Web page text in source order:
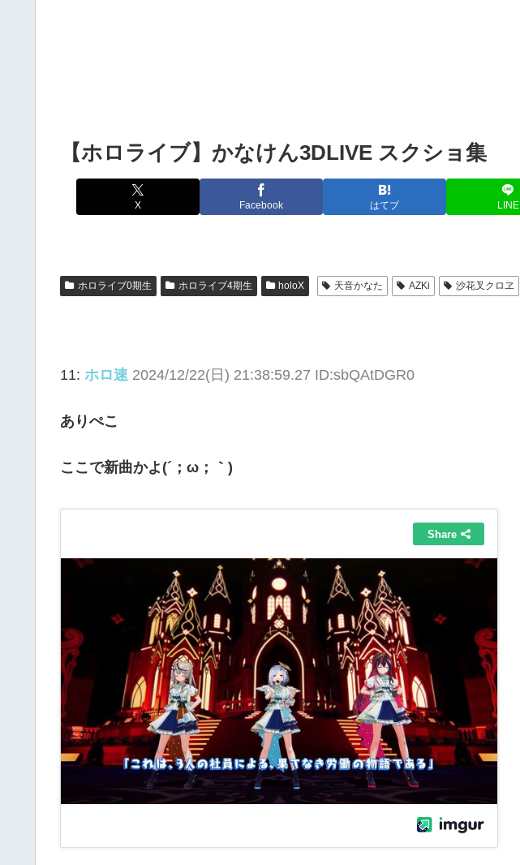
【ホロライブ】かなけん3DLIVE スクショ集
X Facebook はてブ LINE
ホロライブ0期生 ホロライブ4期生 holoX 天音かなた AZKi 沙花叉クロヱ
11: ホロ速 2024/12/22(日) 21:38:59.27 ID:sbQAtDGR0
ありぺこ
ここで新曲かよ(´；ω；｀)